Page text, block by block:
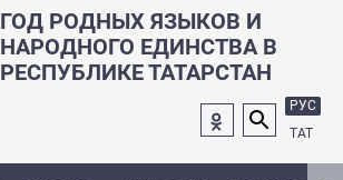
ГОД РОДНЫХ ЯЗЫКОВ И
НАРОДНОГО ЕДИНСТВА В
РЕСПУБЛИКЕ ТАТАРСТАН
РУС
ТАТ